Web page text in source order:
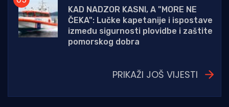
KAD NADZOR KASNI, A "MORE NE
ČEKA": Lučke kapetanije i ispostave
između sigurnosti plovidbe i zaštite
pomorskog dobra
PRIKAŽI JOŠ VIJESTI